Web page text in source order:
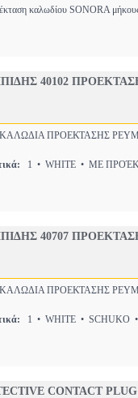
καλωδίου SONORA μήκους
40102
ΚΑΛΩΔΙΑ ΠΡΟΕΚΤΑΣΗΣ
1 • WHITE • ΜΕ
40707
ΚΑΛΩΔΙΑ ΠΡΟΕΚΤΑΣΗΣ
1 • WHITE •
CONTACT